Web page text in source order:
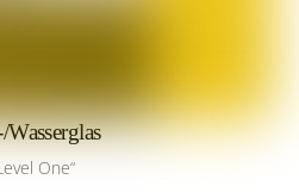
Wasserglas
One“